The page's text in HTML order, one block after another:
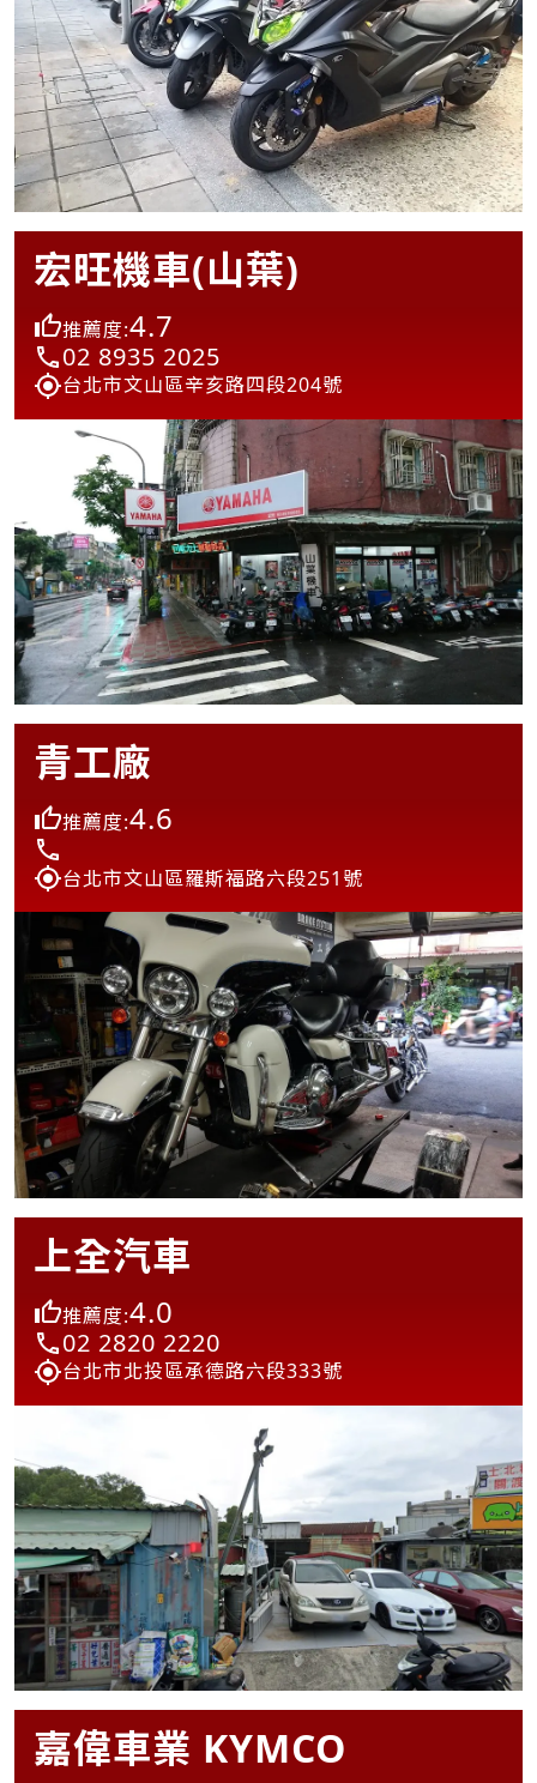
宏旺機車(山葉)
推薦度:4.7
02 8935 2025
台北市文山區辛亥路四段204號
青工廠
推薦度:4.6
台北市文山區羅斯福路六段251號
上全汽車
推薦度:4.0
02 2820 2220
台北市北投區承德路六段333號
嘉偉車業 KYMCO